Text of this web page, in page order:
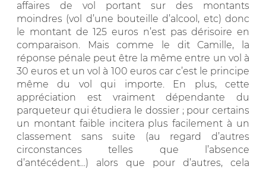
affaires de vol portant sur des montants
moindres (vol d’une bouteille d’alcool, etc) donc
le montant de 125 euros n’est pas dérisoire en
comparaison. Mais comme le dit Camille, la
réponse pénale peut être la même entre un vol à
30 euros et un vol à 100 euros car c’est le principe
même du vol qui importe. En plus, cette
appréciation est vraiment dépendante du
parqueteur qui étudiera le dossier ; pour certains
un montant faible incitera plus facilement à un
classement sans suite (au regard d’autres
circonstances telles que l’absence
d’antécédent...) alors que pour d’autres, cela